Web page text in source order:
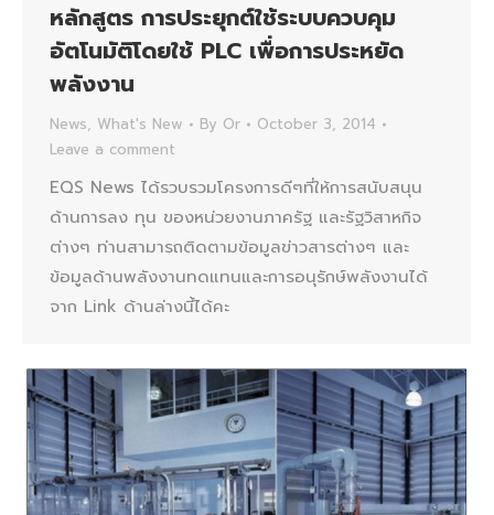
หลักสูตร การประยุกต์ใช้ระบบควบคุม
อัตโนมัติโดยใช้ PLC เพื่อการประหยัด
พลังงาน
News, What's New By Or
October 3, 2014
Leave a comment
EQS News ได้รวบรวมโครงการดีๆที่ให้การสนับสนุน
ด้านการลง ทุน ของหน่วยงานภาครัฐ และรัฐวิสาหกิจ
ต่างๆ ท่านสามารถติดตามข้อมูลข่าวสารต่างๆ และ
ข้อมูลด้านพลังงานทดแทนและการอนุรักษ์พลังงานได้
จาก Link ด้านล่างนี้ได้คะ